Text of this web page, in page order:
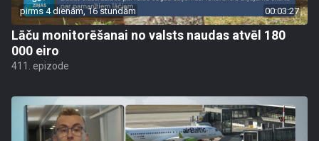
pirms 4 dienām, 16 stundām 00:03:27
Lāču monitorēšanai no valsts naudas atvēl 180
000 eiro
411. epizode